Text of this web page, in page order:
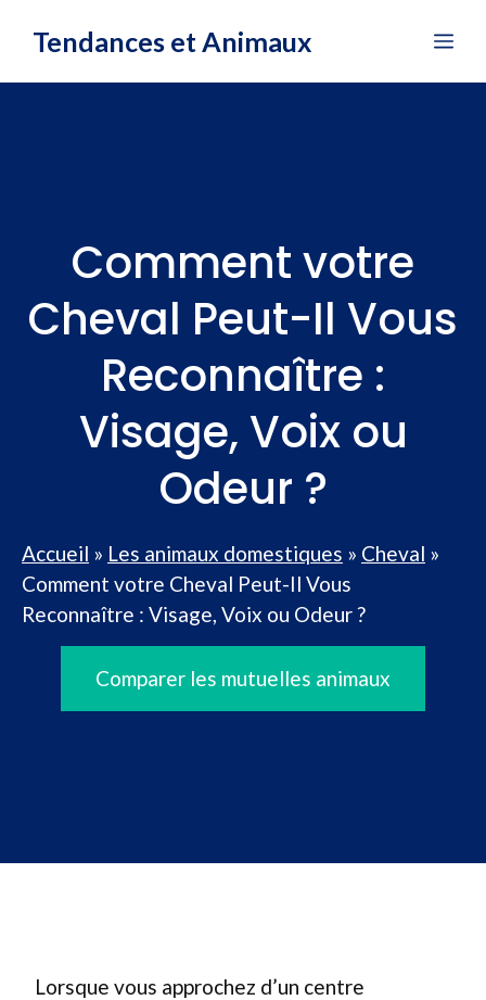
Tendances et Animaux
Comment votre
Cheval Peut-Il Vous
Reconnaître :
Visage, Voix ou
Odeur ?
Accueil » Les animaux domestiques » Cheval »
Comment votre Cheval Peut-Il Vous
Reconnaître : Visage, Voix ou Odeur ?
Comparer les mutuelles animaux
Lorsque vous approchez d’un centre